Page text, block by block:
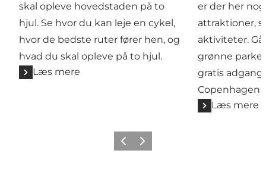
skal opleve hovedstaden på to
hjul. Se hvor du kan leje en cykel,
hvor de bedste ruter fører hen, og
hvad du skal opleve på to hjul.
Læs mere
er der her
attraktioner,
aktiviteter.
grønne
gratis
Copenhagen
Læs mere
ForrigeNæste